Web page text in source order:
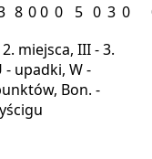
8 00 0 5 0 3 0
miejsca, III - 3.
- upadki, W -
Bon. -